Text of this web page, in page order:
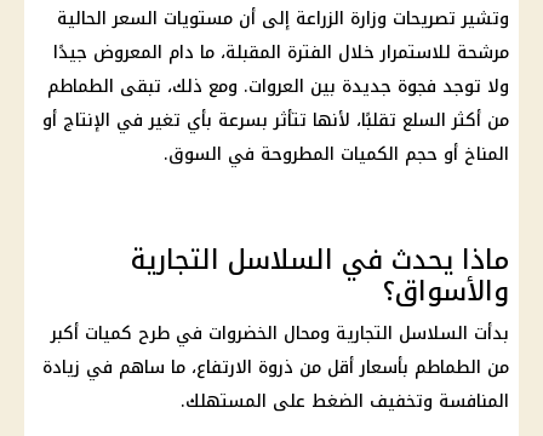
وتشير تصريحات وزارة الزراعة إلى أن مستويات السعر الحالية
مرشحة للاستمرار خلال الفترة المقبلة، ما دام المعروض جيدًا
ولا توجد فجوة جديدة بين العروات. ومع ذلك، تبقى الطماطم
من أكثر السلع تقلبًا، لأنها تتأثر بسرعة بأي تغير في الإنتاج أو
المناخ أو حجم الكميات المطروحة في السوق.
ماذا يحدث في السلاسل التجارية
والأسواق؟
بدأت السلاسل التجارية ومحال الخضروات في طرح كميات أكبر
من الطماطم بأسعار أقل من ذروة الارتفاع، ما ساهم في زيادة
المنافسة وتخفيف الضغط على المستهلك.